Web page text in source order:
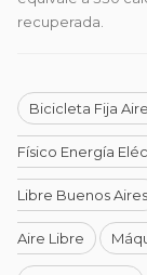
recuperada.
Bicicleta Fija
Físico Energía
Libre Buenos Aires
Aire Libre